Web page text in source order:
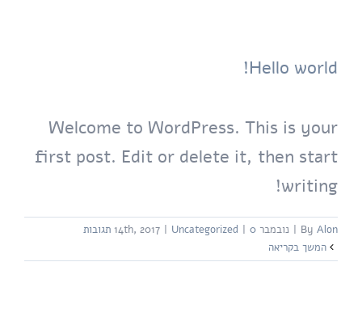
Hello world!
Welcome to WordPress. This is your
first post. Edit or delete it, then start
writing!
By Alon
| נובמבר 14th, 2017 | Uncategorized | 0 תגובות
המשך בקריאה